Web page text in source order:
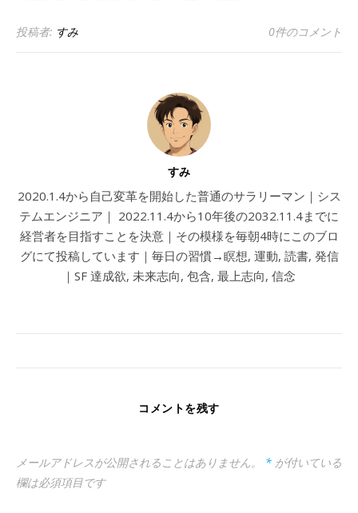
投稿者: すみ 0件のコメント
すみ
2020.1.4から自己変革を開始した普通のサラリーマン｜シス
テムエンジニア｜ 2022.11.4から10年後の2032.11.4までに
経営者を目指すことを決意｜その模様を毎朝4時にこのブロ
グにて投稿しています｜毎日の習慣→瞑想, 運動, 読書, 発信
｜SF 達成欲, 未来志向, 包含, 最上志向, 信念
コメントを残す
メールアドレスが公開されることはありません。 * が付いている
欄は必須項目です